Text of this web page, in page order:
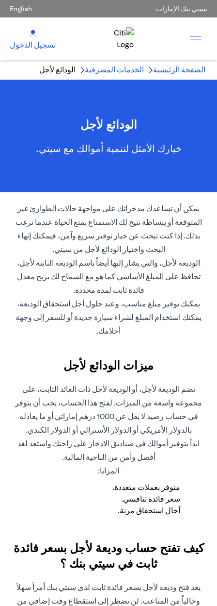
سيتي بنك الإمارات English
تسجيل الدخول
الصفحة الرئيسية الخدمات المصرفية الودائع لأجل
الودائع لأجل
خيارك الأمثل لتنمية أموالك مع سيتي.
يمكن أن تساعدك مدخراتك على مواجهة حالات الطوارئ غير
المتوقعة أو ببساطة تتيح لك الاستمتاع بمتع الحياة عندما ترغب
بذلك. إذا كنت تبحث عن خيار توفير سريع وآمن، فيمكنك إنهاء
البحث واختيار الودائع لأجل من سيتي.
الوديعة لأجل، والتي يشار إليها أيضاً باسم الوديعة الثابتة لأجل،
تحافظ على المبلغ الأساسي كما هو مع السماح لك بربح معدل
فائدة ثابت لمدة محددة.
يمكنك توفير مبلغ مناسب، وعند حلول أجل استحقاق الوديعة،
يمكنك استخدام المبلغ لشراء سيارة جديدة أو للسفر إلى وجهة
أحلامك.
ميزات الودائع لأجل
تضم الوديعة لأجل، أو الوديعة لأجل ذات العائد الثابت، على
مجموعة واسعة من الميزات. لفتح هذا الحساب، يجب أن يتوفر
في حساب رصيد لا يقل عن 1000 درهم إماراتي أو ما يعادله
بالدولار الأمريكي أو الدولار الأسترالي أو الدولار الكندي.
ابدأ بتوفير أموالك في صناديق الادخار على راحتك واستعد لغد
أفضل وآمن من الناحية المالية.
المزايا:
متوفر بعملات متعددة.
سعر فائدة تنافسي.
آجال استحقاق مرنة.
كيف تفتح حساب وديعة لأجل بسعر فائدة
ثابت في سيتي بنك ؟
يعد فتح وديعة لأجل بسعر فائدة ثابت لدى سيتي بنك أمراً سهلاً
وخالياً من المتاعب. لن تضطر إلى استقطاع وقت إضافي من